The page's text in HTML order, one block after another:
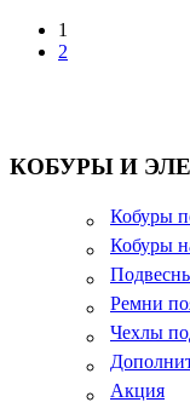
1
2
КОБУРЫ И
Кобуры
Кобуры
Ремни
Чехлы
Акция